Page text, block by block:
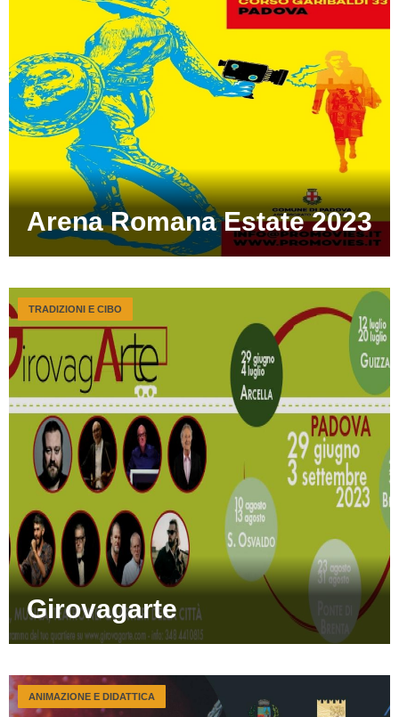
Arena Romana Estate 2023
Girovagarte
TRADIZIONI E CIBO
ANIMAZIONE E DIDATTICA